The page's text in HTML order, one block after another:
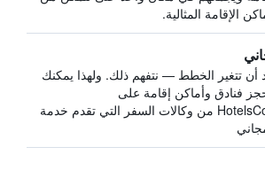
الإقامة المثالية.
أن تتغير الخطط — نتفهم ذلك. ولهذا يمكنك
فنادق وأماكن إقامة على
HotelsCombined من وكالات السفر التي تقدم خدمة